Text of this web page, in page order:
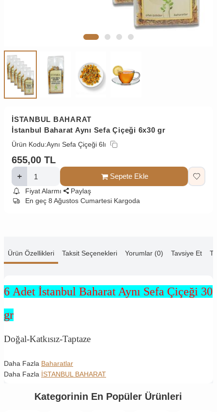
İSTANBUL BAHARAT
İstanbul Baharat Aynı Sefa Çiçeği 6x30 gr
Ürün Kodu:Aynı Sefa Çiçeği 6lı
655,00 TL
Sepete Ekle
Fiyat Alarmı
Paylaş
En geç 8 Ağustos Cumartesi Kargoda
Ürün Özellikleri Taksit Seçenekleri Yorumlar (0) Tavsiye Et
6 Adet İstanbul Baharat Aynı Sefa Çiçeği 30
gr
Doğal-Katkısız-Taptaze
Daha Fazla Baharatlar
Daha Fazla İSTANBUL BAHARAT
Kategorinin En Popüler Ürünleri